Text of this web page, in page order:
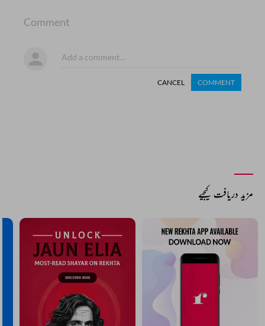
Comment
CANCEL COMMENT
مزید دریافت کیجیے